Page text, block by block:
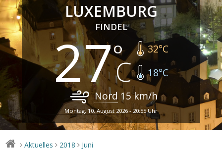
LUXEMBURG
FINDEL
27 32°C
18°C
Nord 15km/h
Montag, 10. August 2026 - 20:55 Uhr
> Aktuelles > 2018 > Juni